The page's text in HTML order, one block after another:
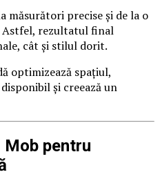
măsurători precise și de la o
Astfel, rezultatul final
cât și stilul dorit.
optimizează spațiul,
și creează un
Mob pentru